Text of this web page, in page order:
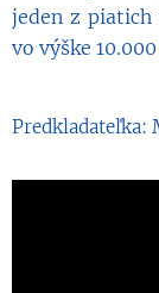
jeden z piatich
vo výške 10.000
Predkladateľka: